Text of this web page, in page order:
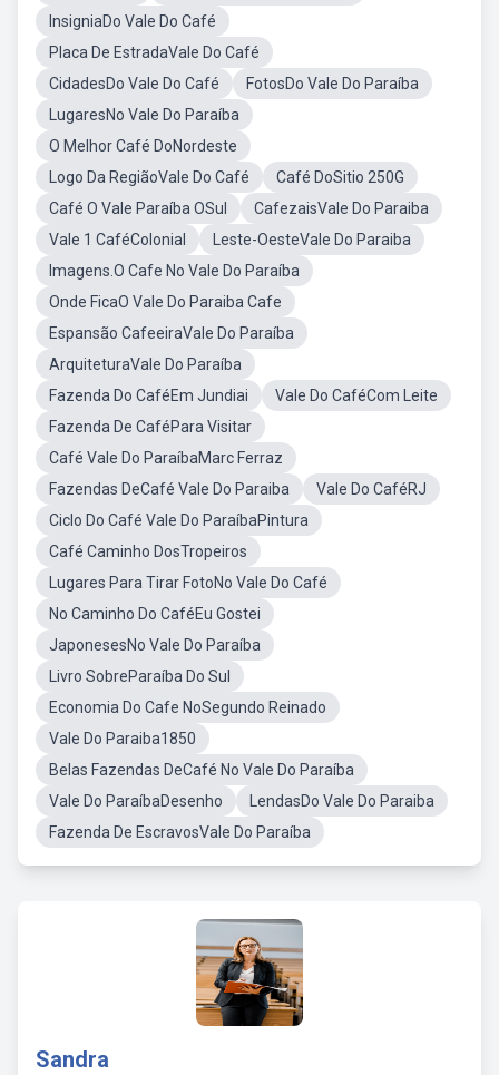
InsigniaDo Vale Do Café
Placa De EstradaVale Do Café
CidadesDo Vale Do Café
FotosDo Vale Do Paraíba
LugaresNo Vale Do Paraíba
O Melhor Café DoNordeste
Logo Da RegiãoVale Do Café
Café DoSitio 250G
Café O Vale Paraíba OSul
CafezaisVale Do Paraiba
Vale 1 CaféColonial
Leste-OesteVale Do Paraiba
Imagens.O Cafe No Vale Do Paraíba
Onde FicaO Vale Do Paraiba Cafe
Espansão CafeeiraVale Do Paraíba
ArquiteturaVale Do Paraíba
Fazenda Do CaféEm Jundiai
Vale Do CaféCom Leite
Fazenda De CaféPara Visitar
Café Vale Do ParaíbaMarc Ferraz
Fazendas DeCafé Vale Do Paraiba
Vale Do CaféRJ
Ciclo Do Café Vale Do ParaíbaPintura
Café Caminho DosTropeiros
Lugares Para Tirar FotoNo Vale Do Café
No Caminho Do CaféEu Gostei
JaponesesNo Vale Do Paraíba
Livro SobreParaíba Do Sul
Economia Do Cafe NoSegundo Reinado
Vale Do Paraiba1850
Belas Fazendas DeCafé No Vale Do Paraíba
Vale Do ParaíbaDesenho
LendasDo Vale Do Paraiba
Fazenda De EscravosVale Do Paraíba
Sandra